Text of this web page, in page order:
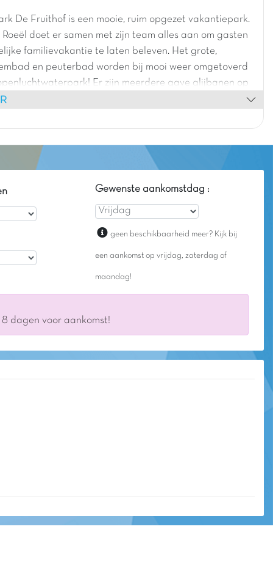
De Fruithof is een mooie, ruim opgezet vakantiepark.
doet er samen met zijn team alles aan om gasten
familievakantie te laten beleven. Het grote,
en peuterbad worden bij mooi weer omgetoverd
Er zijn meerdere gave glijbanen op
waaronder de Spacebowl en double slides. Ook de
Gewenste aankomstdag :
geen beschikbaarheid meer? Kijk bij
een aankomst op vrijdag, zaterdag of
maandag!
dagen voor aankomst!